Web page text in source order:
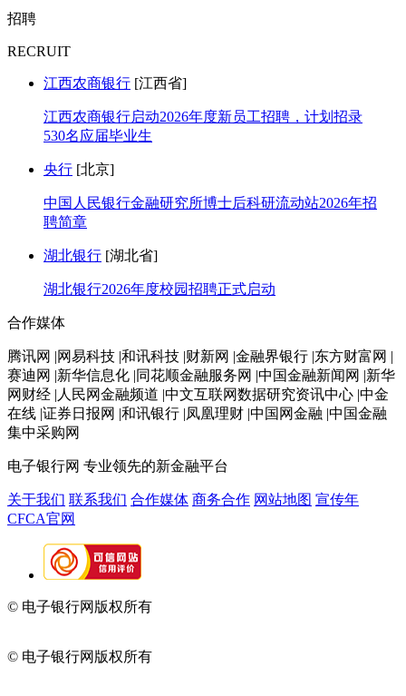
招聘
RECRUIT
江西农商银行 [江西省]
江西农商银行启动2026年度新员工招聘，计划招录
530名应届毕业生
央行 [北京]
中国人民银行金融研究所博士后科研流动站2026年招
聘简章
湖北银行 [湖北省]
湖北银行2026年度校园招聘正式启动
合作媒体
腾讯网 |网易科技 |和讯科技 |财新网 |金融界银行 |东方财富网 |
赛迪网 |新华信息化 |同花顺金融服务网 |中国金融新闻网 |新华
网财经 |人民网金融频道 |中文互联网数据研究资讯中心 |中金
在线 |证券日报网 |和讯银行 |凤凰理财 |中国网金融 |中国金融
集中采购网
电子银行网 专业领先的新金融平台
关于我们 联系我们 合作媒体 商务合作 网站地图 宣传年
CFCA官网
© 电子银行网版权所有
© 电子银行网版权所有